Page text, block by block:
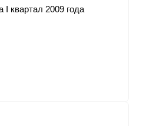
I квартал 2009 года